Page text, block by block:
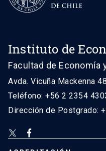
Instituto de
Facultad de Economía
Avda. Vicuña Mackenna
Teléfono: +56 2 2354
Dirección de Postgrado: